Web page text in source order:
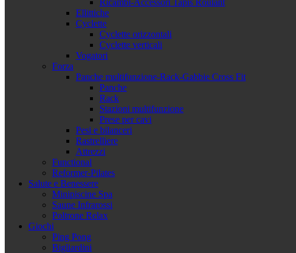
Ricambi-Accessori Tapis Roulant
Ellittiche
Cyclette
Cyclette orizzontali
Cyclette verticali
Vogatori
Forza
Panche multifunzione-Rack-Gabbie Cross Fit
Panche
Rack
Stazioni multifunzione
Prese per cavi
Pesi e bilanceri
Rastrelliere
Attrezzi
Functional
Reformer-Pilates
Salute e Benessere
Minipiscine Spa
Saune Infrarossi
Poltrone Relax
Giochi
Ping Pong
Bigliardini